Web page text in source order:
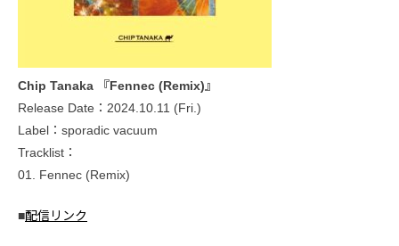
Chip Tanaka 『Fennec (Remix)』
Release Date：2024.10.11 (Fri.)
Label：sporadic vacuum
Tracklist：
01. Fennec (Remix)
■配信リンク